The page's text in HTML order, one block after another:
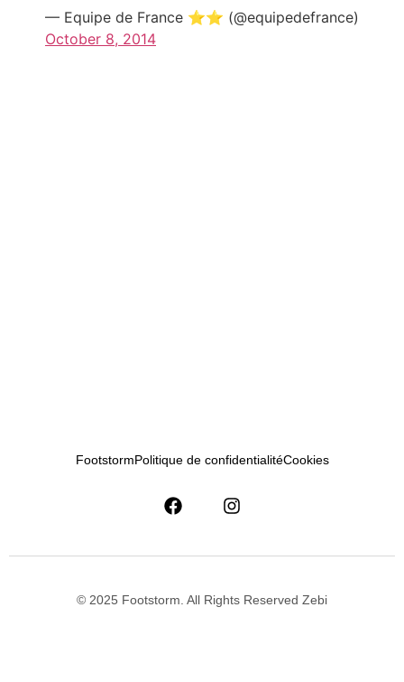
— Equipe de France ⭐⭐ (@equipedefrance)
October 8, 2014
FootstormPolitique de confidentialitéCookies
© 2025 Footstorm. All Rights Reserved Zebi